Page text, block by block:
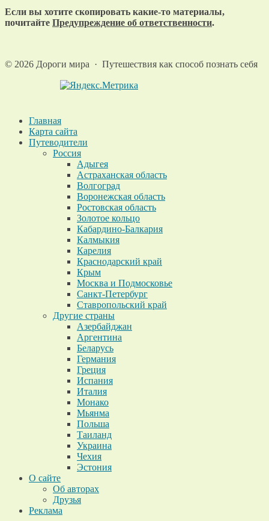
Если вы хотите скопировать какие-то материалы,
почитайте Предупреждение об ответственности.
© 2026 Дороги мира · Путешествия как способ познать себя
Главная
Карта сайта
Путеводители
Россия
Адыгея
Астраханская область
Волгоград
Воронежская область
Ростовская область
Золотое кольцо
Кабардино-Балкария
Калмыкия
Карелия
Краснодарский край
Крым
Москва и Подмосковье
Санкт-Петербург
Ставропольский край
Другие страны
Азербайджан
Аргентина
Беларусь
Германия
Греция
Испания
Италия
Монако
Мьянма
Польша
Таиланд
Украина
Чехия
Эстония
О сайте
Об авторах
Друзья
Реклама